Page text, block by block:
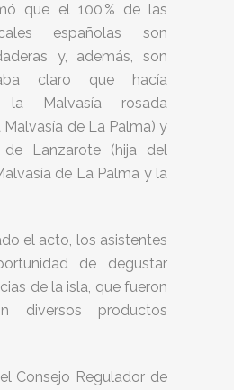
que el 100 % de las
españolas son
y, además, son
claro que hacía
la Malvasía rosada
de La Palma) y
Lanzarote (hija del
de La Palma y la
el acto, los asistentes
de degustar
de la isla, que fueron
diversos productos
Consejo Regulador de